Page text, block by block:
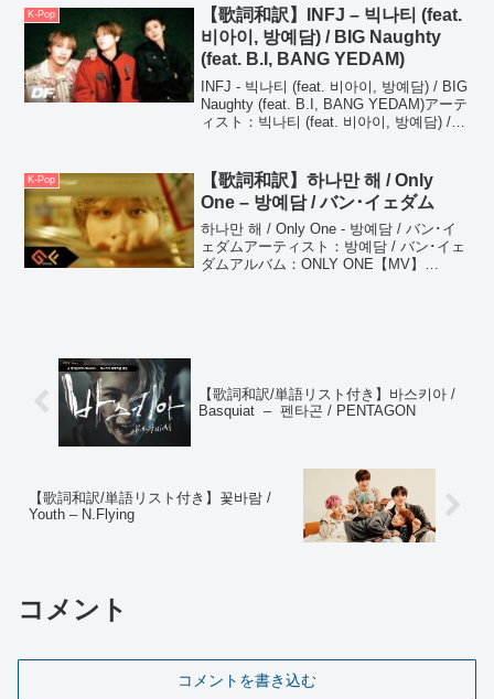
K-Pop
【歌詞和訳】INFJ – 빅나티 (feat.
비아이, 방예담) / BIG Naughty
(feat. B.I, BANG YEDAM)
INFJ - 빅나티 (feat. 비아이, 방예담) / BIG
Naughty (feat. B.I, BANG YEDAM)アーテ
ィスト：빅나티 (feat. 비아이, 방예담) /
K-Pop
【歌詞和訳】하나만 해 / Only
One – 방예담 / バン･イェダム
하나만 해 / Only One - 방예담 / バン･イ
ェダムアーティスト：방예담 / バン･イェ
ダムアルバム：ONLY ONE【MV】
【歌詞和訳/単語リスト付き】바스키아 /
Basquiat – 펜타곤 / PENTAGON
【歌詞和訳/単語リスト付き】꽃바람 /
Youth – N.Flying
コメント
コメントを書き込む